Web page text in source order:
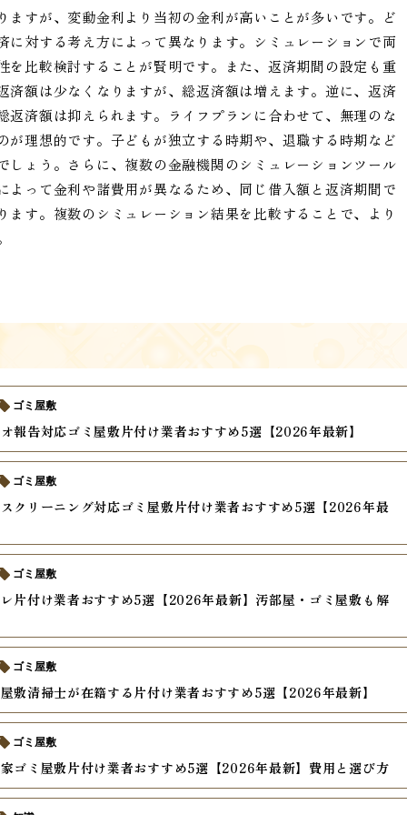
すが、変動金利より当初の金利が高いことが多いです。ど
対する考え方によって異なります。シミュレーションで両
比較検討することが賢明です。また、返済期間の設定も重
額は少なくなりますが、総返済額は増えます。逆に、返済
済額は抑えられます。ライフプランに合わせて、無理のな
理想的です。子どもが独立する時期や、退職する時期など
ょう。さらに、複数の金融機関のシミュレーションツール
って金利や諸費用が異なるため、同じ借入額と返済期間で
す。複数のシミュレーション結果を比較することで、より
報告対応ゴミ屋敷片付け業者おすすめ5選【2026年最新】
ゴミ屋敷
クリーニング対応ゴミ屋敷片付け業者おすすめ5選【2026年最
ゴミ屋敷
片付け業者おすすめ5選【2026年最新】汚部屋・ゴミ屋敷も解
ゴミ屋敷
敷清掃士が在籍する片付け業者おすすめ5選【2026年最新】
ゴミ屋敷
ゴミ屋敷片付け業者おすすめ5選【2026年最新】費用と選び方
ゴミ屋敷